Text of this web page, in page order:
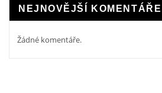
NEJNOVĚJŠÍ KOMENTÁŘE
Žádné komentáře.